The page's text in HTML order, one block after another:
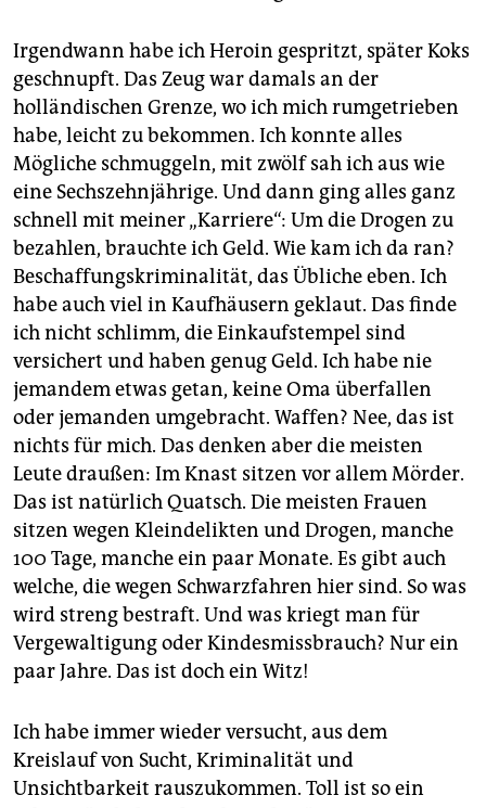
Irgendwann habe ich Heroin gespritzt, später Koks
geschnupft. Das Zeug war damals an der
holländischen Grenze, wo ich mich rumgetrieben
habe, leicht zu bekommen. Ich konnte alles
Mögliche schmuggeln, mit zwölf sah ich aus wie
eine Sechszehnjährige. Und dann ging alles ganz
schnell mit meiner „Karriere“: Um die Drogen zu
bezahlen, brauchte ich Geld. Wie kam ich da ran?
Beschaffungskriminalität, das Übliche eben. Ich
habe auch viel in Kaufhäusern geklaut. Das finde
ich nicht schlimm, die Einkaufstempel sind
versichert und haben genug Geld. Ich habe nie
jemandem etwas getan, keine Oma überfallen
oder jemanden umgebracht. Waffen? Nee, das ist
nichts für mich. Das denken aber die meisten
Leute draußen: Im Knast sitzen vor allem Mörder.
Das ist natürlich Quatsch. Die meisten Frauen
sitzen wegen Kleindelikten und Drogen, manche
100 Tage, manche ein paar Monate. Es gibt auch
welche, die wegen Schwarzfahren hier sind. So was
wird streng bestraft. Und was kriegt man für
Vergewaltigung oder Kindesmissbrauch? Nur ein
paar Jahre. Das ist doch ein Witz!
Ich habe immer wieder versucht, aus dem
Kreislauf von Sucht, Kriminalität und
Unsichtbarkeit rauszukommen. Toll ist so ein